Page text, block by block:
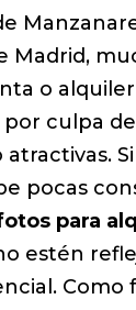
Madrid,
o
por culpa de
pocas
para
estén
Como